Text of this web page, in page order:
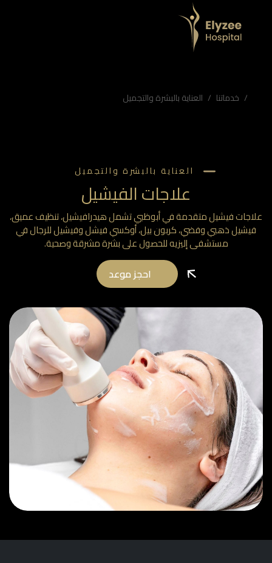
خدماتنا العناية بالبشرة والتجميل
العناية بالبشرة والتجميل
علاجات الفيشيل
فيشيل متقدمة في أبوظبي تشمل هيدرافيشيل، تنظيف عميق،
ذهبي وفضي، كربون بيل، أوكسي فيشل وفيشيل للرجال في
مستشفى إليزيه للحصول على بشرة مشرقة وصحية.
احجز موعد